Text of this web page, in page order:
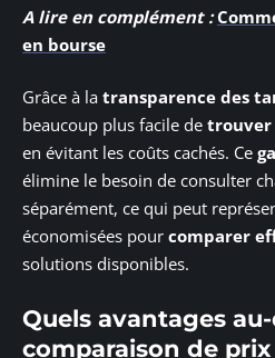
A lire en complément :
en bourse
Grâce à la transparence des
beaucoup plus facile de trouver
en évitant les coûts cachés. Ce
élimine le besoin de consulter
séparément, ce qui peut
économisées pour comparer
solutions disponibles.
Quels avantages
comparaison de prix